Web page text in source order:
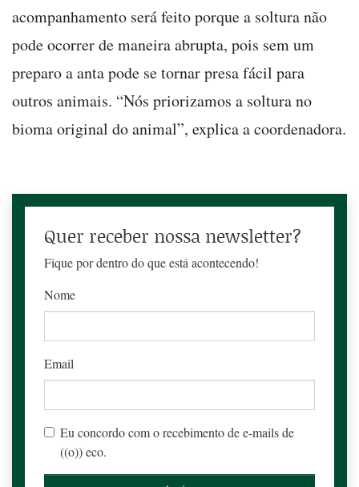
acompanhamento será feito porque a soltura não
pode ocorrer de maneira abrupta, pois sem um
preparo a anta pode se tornar presa fácil para
outros animais. “Nós priorizamos a soltura no
bioma original do animal”, explica a coordenadora.
Quer receber nossa newsletter?
Fique por dentro do que está acontecendo!
Nome
Email
Eu concordo com o recebimento de e-mails de
((o)) eco.